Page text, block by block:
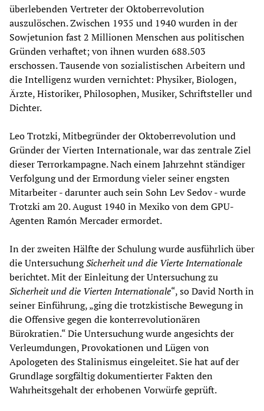
überlebenden Vertreter der Oktoberrevolution
auszulöschen. Zwischen 1935 und 1940 wurden in der
Sowjetunion fast 2 Millionen Menschen aus politischen
Gründen verhaftet; von ihnen wurden 688.503
erschossen. Tausende von sozialistischen Arbeitern und
die Intelligenz wurden vernichtet: Physiker, Biologen,
Ärzte, Historiker, Philosophen, Musiker, Schriftsteller und
Dichter.
Leo Trotzki, Mitbegründer der Oktoberrevolution und
Gründer der Vierten Internationale, war das zentrale Ziel
dieser Terrorkampagne. Nach einem Jahrzehnt ständiger
Verfolgung und der Ermordung vieler seiner engsten
Mitarbeiter - darunter auch sein Sohn Lev Sedov - wurde
Trotzki am 20. August 1940 in Mexiko von dem GPU-
Agenten Ramón Mercader ermordet.
In der zweiten Hälfte der Schulung wurde ausführlich über
die UntersuchungSicherheit und die Vierte Internationale
berichtet. Mit der Einleitung der Untersuchung zu
Sicherheit und die Vierten Internationale“, so David North in
seiner Einführung, „ging die trotzkistische Bewegung in
die Offensive gegen die konterrevolutionären
Bürokratien.“ Die Untersuchung wurde angesichts der
Verleumdungen, Provokationen und Lügen von
Apologeten des Stalinismus eingeleitet. Sie hat auf der
Grundlage sorgfältig dokumentierter Fakten den
Wahrheitsgehalt der erhobenen Vorwürfe geprüft.